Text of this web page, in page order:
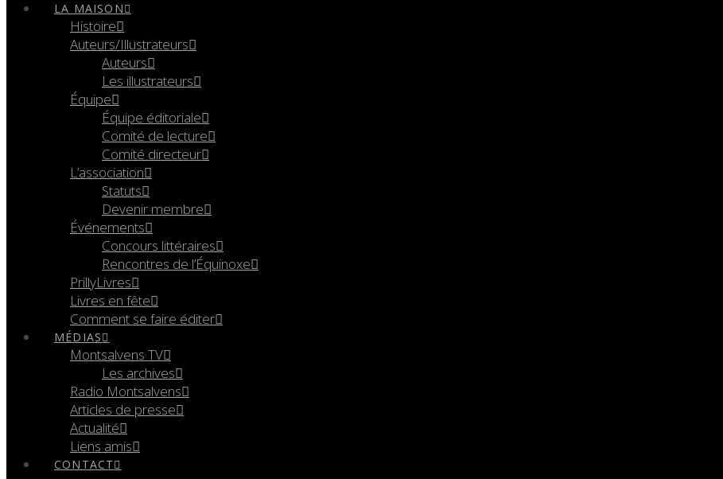
LA MAISON
Histoire
Auteurs/Illustrateurs
Auteurs
Les illustrateurs
Équipe
Équipe éditoriale
Comité de lecture
Comité directeur
L’association
Statuts
Devenir membre
Événements
Concours littéraires
Rencontres de l’Équinoxe
PrillyLivres
Livres en fête
Comment se faire éditer
MÉDIAS
Montsalvens TV
Les archives
Radio Montsalvens
Articles de presse
Actualité
Liens amis
CONTACT